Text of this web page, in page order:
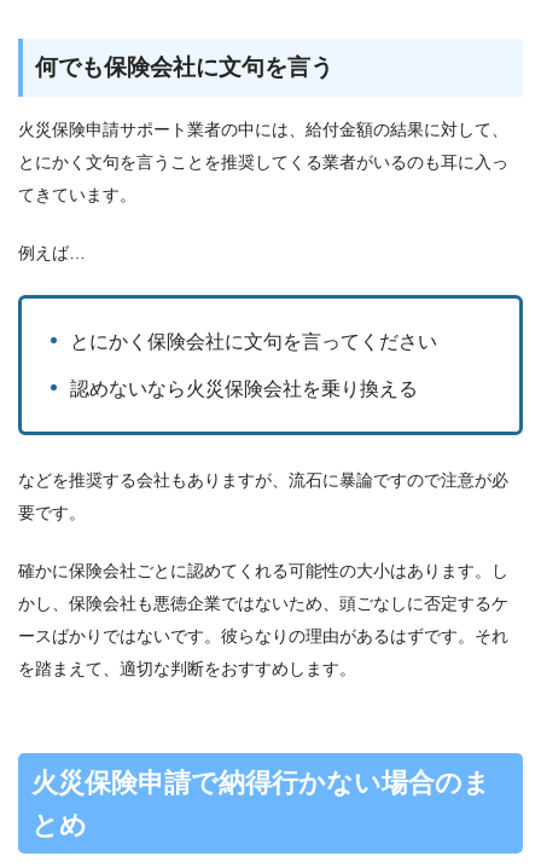
何でも保険会社に文句を言う
火災保険申請サポート業者の中には、給付金額の結果に対して、
とにかく文句を言うことを推奨してくる業者がいるのも耳に入っ
てきています。
例えば…
とにかく保険会社に文句を言ってください
認めないなら火災保険会社を乗り換える
などを推奨する会社もありますが、流石に暴論ですので注意が必
要です。
確かに保険会社ごとに認めてくれる可能性の大小はあります。し
かし、保険会社も悪徳企業ではないため、頭ごなしに否定するケ
ースばかりではないです。彼らなりの理由があるはずです。それ
を踏まえて、適切な判断をおすすめします。
火災保険申請で納得行かない場合のま
とめ